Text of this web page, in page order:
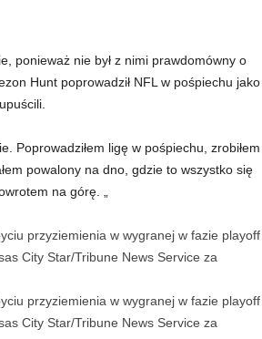
ponieważ nie był z nimi prawdomówny o
Hunt poprowadził NFL w pośpiechu jako
Poprowadziłem ligę w pośpiechu, zrobiłem
powalony na dno, gdzie to wszystko się
na górę. „